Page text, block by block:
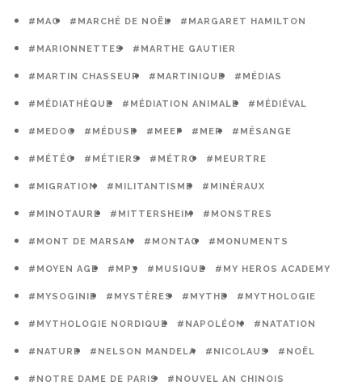
#MAO #MARCHÉ DE NOËL #MARGARET HAMILTON
#MARIONNETTES #MARTHE GAUTIER
#MARTIN CHASSEUR #MARTINIQUE #MÉDIAS
#MÉDIATHÈQUE #MÉDIATION ANIMALE #MÉDIÉVAL
#MEDOC #MÉDUSE #MEEF #MER #MÉSANGE
#MÉTÉO #MÉTIERS #MÉTRO #MEURTRE
#MIGRATION #MILITANTISME #MINÉRAUX
#MINOTAURE #MITTERSHEIM #MONSTRES
#MONT DE MARSAN #MONTAG #MONUMENTS
#MOYEN AGE #MP3 #MUSIQUE #MY HEROS ACADEMY
#MYSOGINIE #MYSTÈRES #MYTHE #MYTHOLOGIE
#MYTHOLOGIE NORDIQUE #NAPOLÉON #NATATION
#NATURE #NELSON MANDELA #NICOLAUS #NOËL
#NOTRE DAME DE PARIS #NOUVEL AN CHINOIS